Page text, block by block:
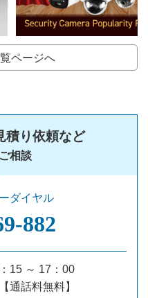
ページへ
積り依頼など
相談
ダイヤル
15 ～ 17：00
通話料無料】